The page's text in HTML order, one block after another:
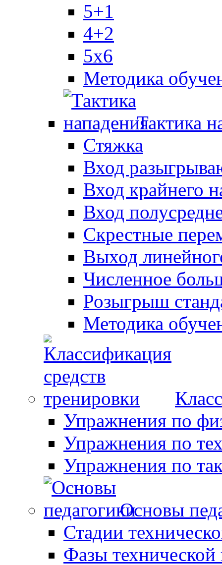
5+1
4+2
5x6
Методика
Тактика
Стяжка
Вход
Вход крайнего
Вход
Скрестные
Выход
Численное
Розыгрыш
Методика
Упражнения по
Упражнения по
Упражнения по
Основы
Стадии
Фазы технической